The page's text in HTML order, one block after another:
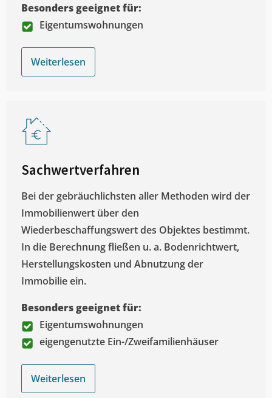
Besonders geeignet für:
Eigentumswohnungen
Weiterlesen
Sachwertverfahren
Bei der gebräuchlichsten aller Methoden wird der
Immobilienwert über den
Wiederbeschaffungswert des Objektes bestimmt.
In die Berechnung fließen u. a. Bodenrichtwert,
Herstellungskosten und Abnutzung der
Immobilie ein.
Besonders geeignet für:
Eigentumswohnungen
eigengenutzte Ein-/Zweifamilienhäuser
Weiterlesen